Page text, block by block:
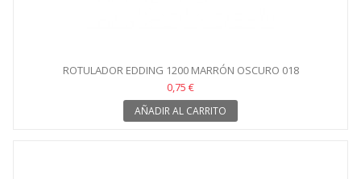
ROTULADOR EDDING 1200 MARRÓN OSCURO 018
0,75 €
AÑADIR AL CARRITO